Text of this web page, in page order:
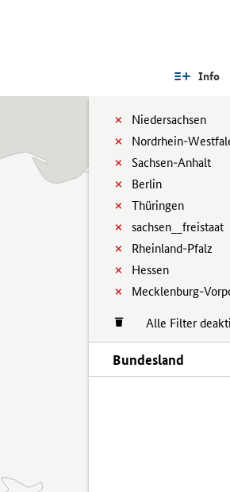
Info
Niedersachsen
Nordrhein-
Sachsen-Anhalt
Berlin
Thüringen
sachsen__freistaat
Rheinland-Pfalz
Hessen
Mecklenburg-
Alle Filter
Bundesland